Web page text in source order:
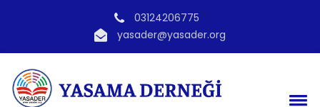
03124206775
yasader@yasader.org